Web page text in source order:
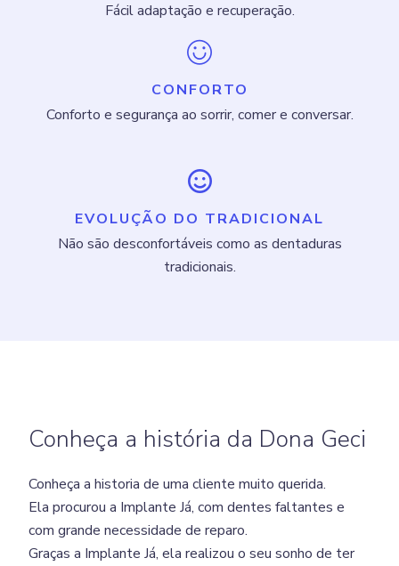
Fácil adaptação e recuperação.
CONFORTO
Conforto e segurança ao sorrir, comer e conversar.
EVOLUÇÃO DO TRADICIONAL
Não são desconfortáveis como as dentaduras
tradicionais.
Conheça a história da Dona Geci
Conheça a historia de uma cliente muito querida.
Ela procurou a Implante Já, com dentes faltantes e
com grande necessidade de reparo.
Graças a Implante Já, ela realizou o seu sonho de ter